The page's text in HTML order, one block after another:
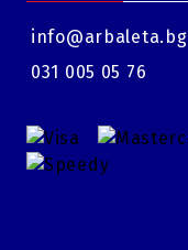
info@arbaleta.bg
031 005 05 76